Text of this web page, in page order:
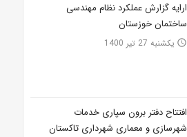
ارایه گزارش عملکرد نظام مهندسی
ساختمان خوزستان
access_time یکشنبه 27 تیر 1400
افتتاح دفتر برون سپاری خدمات
شهرسازی و معماری شهرداری تاکستان